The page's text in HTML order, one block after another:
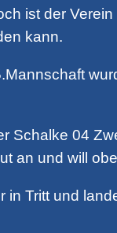
ist der
kann.
Schalke 04
an und will
Tritt und